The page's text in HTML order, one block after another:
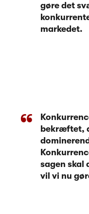
gøre det
markedet.
bekræftet,
sagen skal
vil vi nu